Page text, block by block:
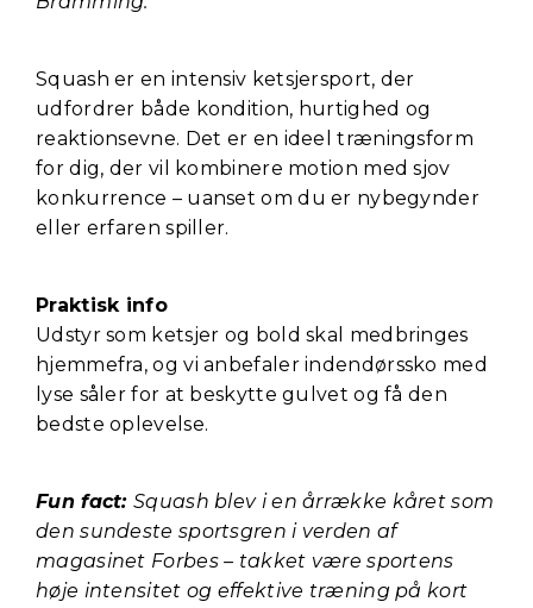
Squash er en intensiv ketsjersport, der
udfordrer både kondition, hurtighed og
reaktionsevne. Det er en ideel træningsform
for dig, der vil kombinere motion med sjov
konkurrence – uanset om du er nybegynder
eller erfaren spiller.
Praktisk info
Udstyr som ketsjer og bold skal medbringes
hjemmefra, og vi anbefaler indendørssko med
lyse såler for at beskytte gulvet og få den
bedste oplevelse.
Fun fact: Squash blev i en årrække kåret som
den sundeste sportsgren i verden af
magasinet Forbes – takket være sportens
høje intensitet og effektive træning på kort